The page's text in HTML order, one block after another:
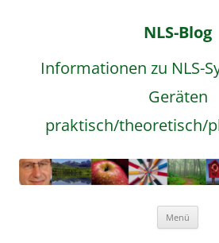
NLS-Blog
Informationen zu NLS-
Geräten
praktisch/theoretisch/
Menü